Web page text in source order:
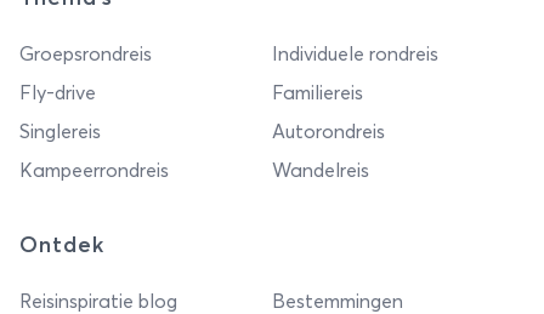
Groepsrondreis
Individuele rondreis
Fly-drive
Familiereis
Singlereis
Autorondreis
Kampeerrondreis
Wandelreis
Ontdek
Reisinspiratie blog
Bestemmingen